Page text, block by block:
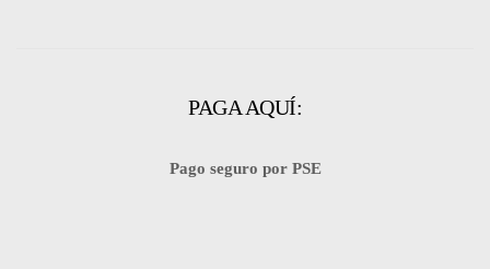
PAGA AQUÍ:
Pago seguro por PSE